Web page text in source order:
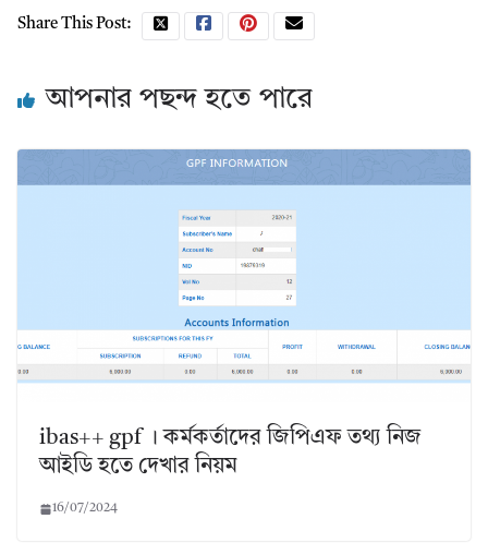
Share This Post:
আপনার পছন্দ হতে পারে
ibas++ gpf । কর্মকর্তাদের জিপিএফ তথ্য নিজ
আইডি হতে দেখার নিয়ম
16/07/2024